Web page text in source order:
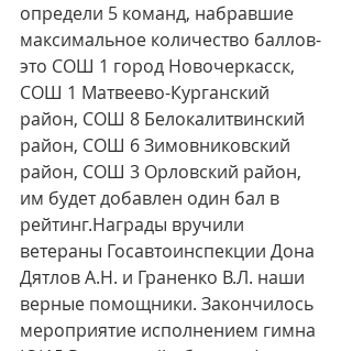
определи 5 команд, набравшие
максимальное количество баллов-
это СОШ 1 город Новочеркасск,
СОШ 1 Матвеево-Курганский
район, СОШ 8 Белокалитвинский
район, СОШ 6 Зимовниковский
район, СОШ 3 Орловский район,
им будет добавлен один бал в
рейтинг.Награды вручили
ветераны Госавтоинспекции Дона
Дятлов А.Н. и Граненко В.Л. наши
верные помощники. Закончилось
мероприятие исполнением гимна